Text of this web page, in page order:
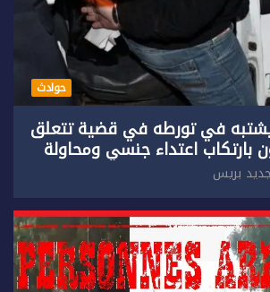
حوادث
في تورطه في قضية تتعلق
بارتكاب اعتداء جنسي ومحاولة
بريس